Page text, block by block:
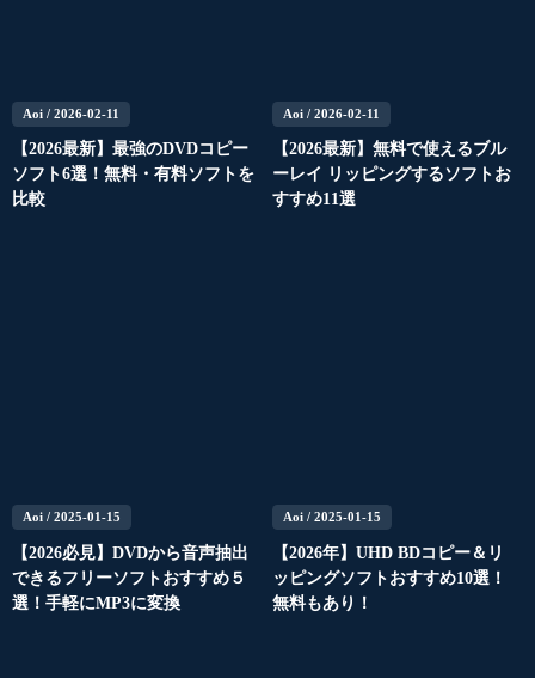
Aoi / 2026-02-11
【2026最新】最強のDVDコピー
ソフト6選！無料・有料ソフトを
比較
Aoi/ 2026-02-11
【2026最新】無料で使えるブル
ーレイ リッピングするソフトお
すすめ11選
Aoi / 2025-01-15
【2026必見】DVDから音声抽出
できるフリーソフトおすすめ５
選！手軽にMP3に変換
Aoi/ 2025-01-15
【2026年】UHD BDコピー＆リ
ッピングソフトおすすめ10選！
無料もあり！